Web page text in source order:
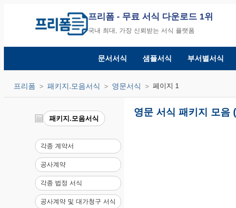
프리폼 - 무료 서식 다운로드 1위
국내 최대, 가장 신뢰받는 서식 플랫폼
문서서식 샘플서식 부서별서식
프리폼 패키지.모음서식 영문서식 페이지 1
패키지.모음서식
각종 계약서
공사계약
각종 법정 서식
공사계약 및 대가청구 서식
영문 서식 패키지 모음